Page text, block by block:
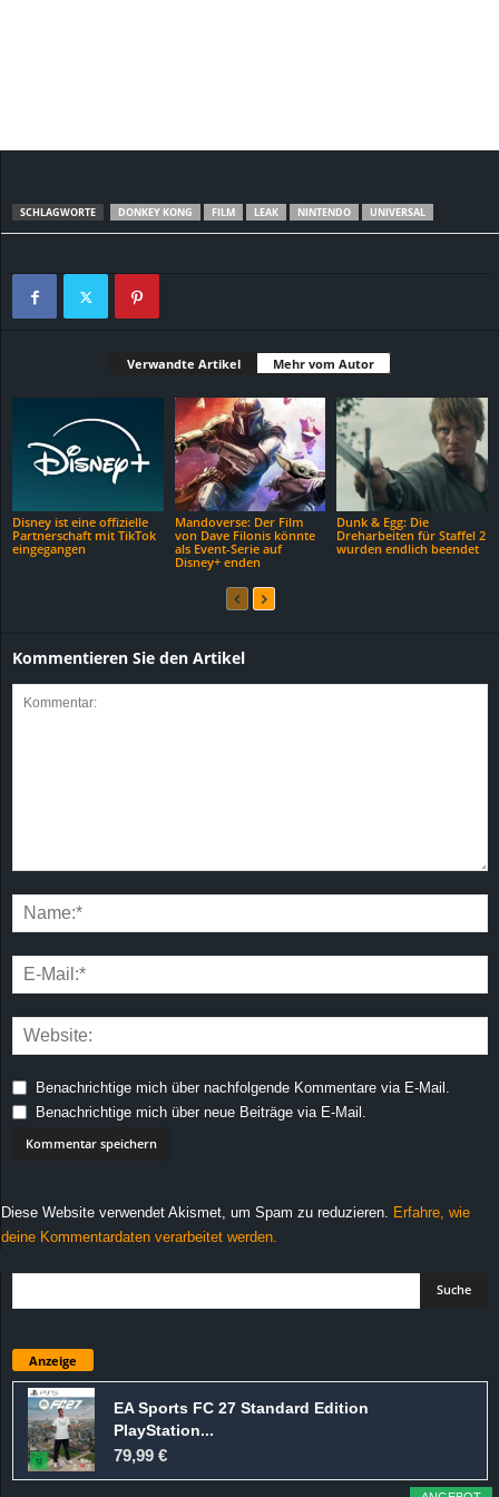
SCHLAGWORTE DONKEY KONG FILM LEAK NINTENDO UNIVERSAL
Verwandte Artikel Mehr vom Autor
Disney ist eine offizielle
Partnerschaft mit TikTok
eingegangen
Mandoverse: Der Film
von Dave Filonis könnte
als Event-Serie auf
Disney+ enden
Dunk & Egg: Die
Dreharbeiten für Staffel 2
wurden endlich beendet
Kommentieren Sie den Artikel
Benachrichtige mich über nachfolgende Kommentare via E-Mail.
Benachrichtige mich über neue Beiträge via E-Mail.
Diese Website verwendet Akismet, um Spam zu reduzieren.
Erfahre, wie
deine Kommentardaten verarbeitet werden.
Anzeige
EA Sports FC 27 Standard Edition
PlayStation...
79,99 €